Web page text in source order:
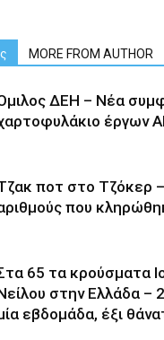
MORE FROM AUTHOR
ΔΕΗ – Νέα
έργων
ποτ στο Τζόκερ
που
65 τα κρούσματα
στην Ελλάδα –
εβδομάδα, έξι